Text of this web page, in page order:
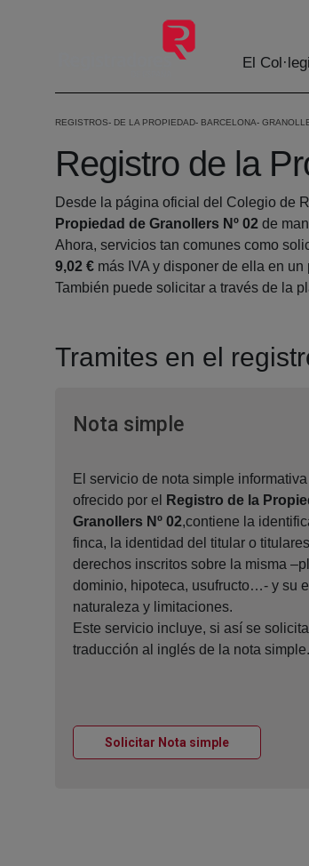
Salta al contingut principal
El Col·legi
REGISTROS DE LA PROPIEDAD BARCELONA
Registro de la
Desde la página oficial del Colegio de
Propiedad de Granollers Nº 02 de
Ahora, servicios tan comunes como
9,02 € más IVA y disponer de ella en
También puede solicitar a través de la
Tramites en el
Nota simpleVentana nueva
El servicio de nota simple
ofrecido por el
Registro de la
Granollers Nº 02,contiene la
finca, la identidad del titular o
derechos inscritos sobre la misma
dominio, hipoteca, usufructo…- y su
naturaleza y limitaciones.
Este servicio incluye, si así se
traducción al inglés de la nota simple.
Solicitar Nota simpleVentana nueva